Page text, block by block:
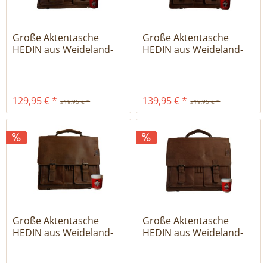
Große Aktentasche
HEDIN aus Weideland-
219,95 € *
129,95 € *
Große Aktentasche
HEDIN aus Weideland-
219,95 € *
139,95 € *
Große Aktentasche
HEDIN aus Weideland-
Große Aktentasche
HEDIN aus Weideland-